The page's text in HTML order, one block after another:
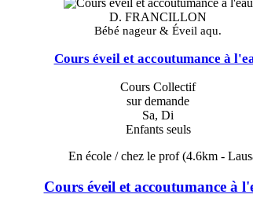
D. FRANCILLON
Bébé nageur & Éveil aqu.
Cours éveil et accoutumance à
Cours Collectif
sur demande
Sa, Di
Enfants seuls
En école / chez le prof(4.6km -
Cours éveil et accoutumance à